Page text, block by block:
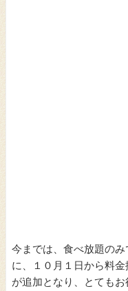
今までは、食べ放題の
に、１０月１日から料
が追加となり、とても